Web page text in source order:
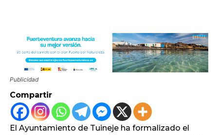
Publicidad
Compartir
El Ayuntamiento de Tuineje ha formalizado el